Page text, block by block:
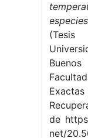
Exactas
de
net/